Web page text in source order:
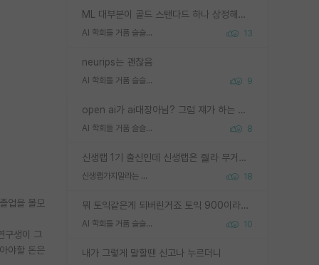
ML 대부분이 골드 스탠다드 하나 상정해놓고 (벤치마크 데이터셋이 여러 개면 여러 개 상정) 그거 얼마나 잘 맞추나 싸움임 가끔 번뜩이는 설계 철학을 보여주는 논문들도 있지만 대부분 그거 성적 얼마나 더 올리느라에 혈안이 되어 있는 측면이 잇음
AI 학회들 거품 슬슬 지적이 나오네요 13
neurips는 괜찮음
AI 학회들 거품 슬슬 지적이 나오네요 9
open ai가 ai대장아님? 그럼 쟤가 하는 말이 다 맞겠네
AI 학회들 거품 슬슬 지적이 나오네요 8
신생랩 1기 출신인데 신생랩은 줠라 무거운 바벨 같은거임. 들면 대박인데 못들면 깔려 죽음. 아무도 알려주지 않는 환경에서 자생해야하지만, 일단 살아남았다면 그 어떤 사람보다 악착같고 생존력 높은 사람으로 거듭날 수 있음
신생랩가지말라는 이유가 있었구나 18
뭐 토익같은게 되버린거죠 토익 900이라고 영어잘하는건 아닙니다만 잘하는사람은 다 900을 넘는 그런
AI 학회들 거품 슬슬 지적이 나오네요 10
내가 그렇게 말할땐 신고나 누르더니
업을 볼모
구생이 그
야할 돈은